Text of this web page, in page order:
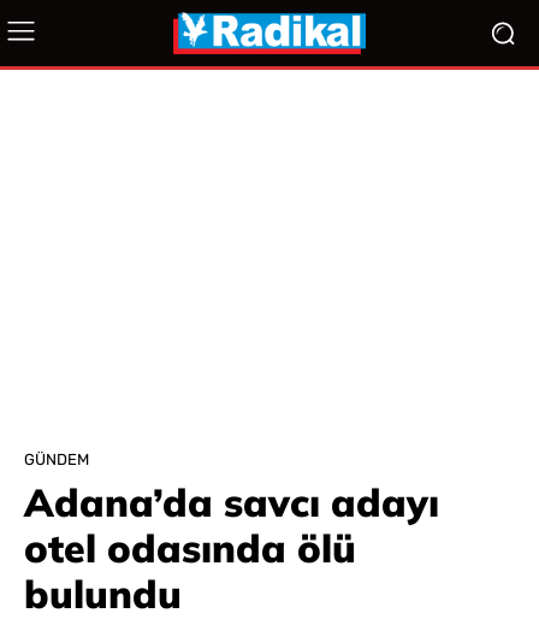
GÜNDEM
Adana’da savcı adayı
otel odasında ölü
bulundu